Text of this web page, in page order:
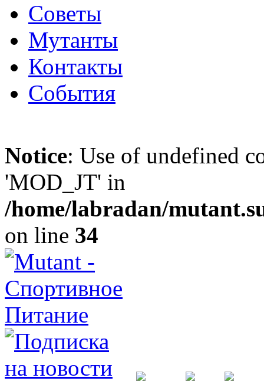
Советы
Мутанты
Контакты
События
Notice: Use of undefined
'MOD_JT' in
/home/labradan/
on line 34